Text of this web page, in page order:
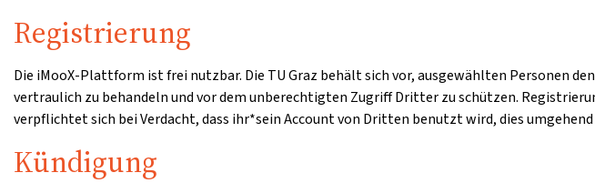
Registrierung
Die iMooX-Plattform ist frei nutzbar. Die TU Graz behält sich vor, ausgewählten Personen
vertraulich zu behandeln und vor dem unberechtigten Zugriff Dritter zu schützen.
verpflichtet sich bei Verdacht, dass ihr*sein Account von Dritten benutzt wird, dies umgehend
Kündigung